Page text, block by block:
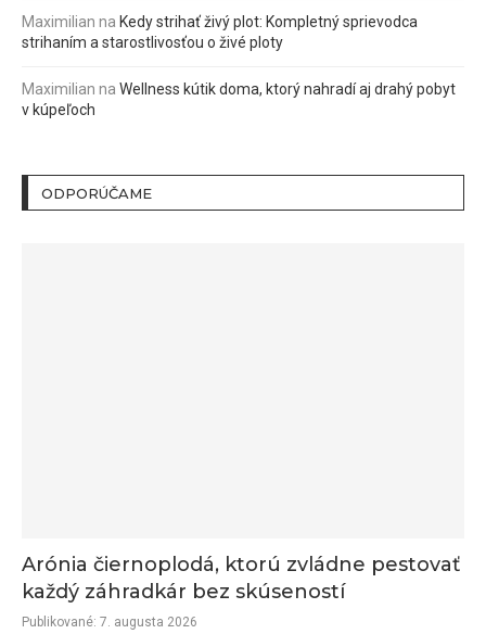
Maximilian na Kedy strihať živý plot: Kompletný sprievodca
strihaním a starostlivosťou o živé ploty
Maximilian na Wellness kútik doma, ktorý nahradí aj drahý pobyt
v kúpeľoch
ODPORÚČAME
Arónia čiernoplodá, ktorú zvládne pestovať
každý záhradkár bez skúseností
Publikované: 7. augusta 2026